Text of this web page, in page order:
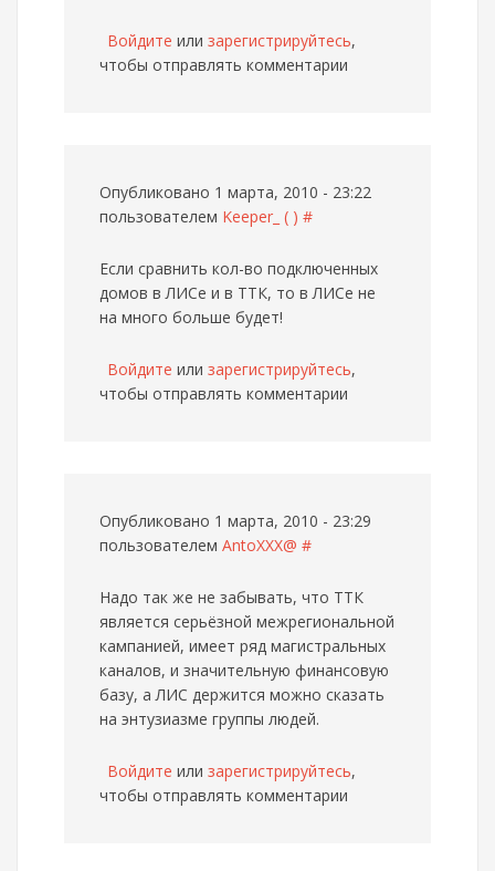
Войдите или зарегистрируйтесь,
чтобы отправлять комментарии
Опубликовано 1 марта, 2010 - 23:22
пользователем Keeper_ ( ) #
Если сравнить кол-во подключенных
домов в ЛИСе и в ТТК, то в ЛИСе не
на много больше будет!
Войдите или зарегистрируйтесь,
чтобы отправлять комментарии
Опубликовано 1 марта, 2010 - 23:29
пользователем AntoXXX@ #
Надо так же не забывать, что ТТК
является серьёзной межрегиональной
кампанией, имеет ряд магистральных
каналов, и значительную финансовую
базу, а ЛИС держится можно сказать
на энтузиазме группы людей.
Войдите или зарегистрируйтесь,
чтобы отправлять комментарии